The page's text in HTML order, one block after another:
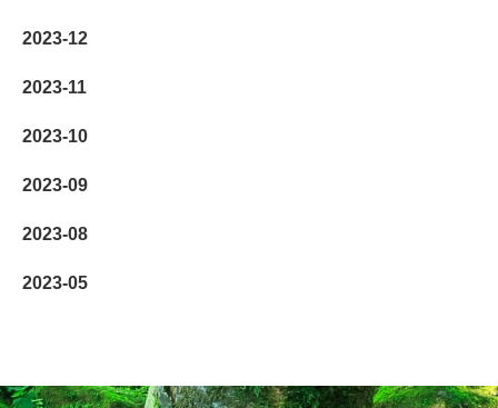
2023-12
2023-11
2023-10
2023-09
2023-08
2023-05